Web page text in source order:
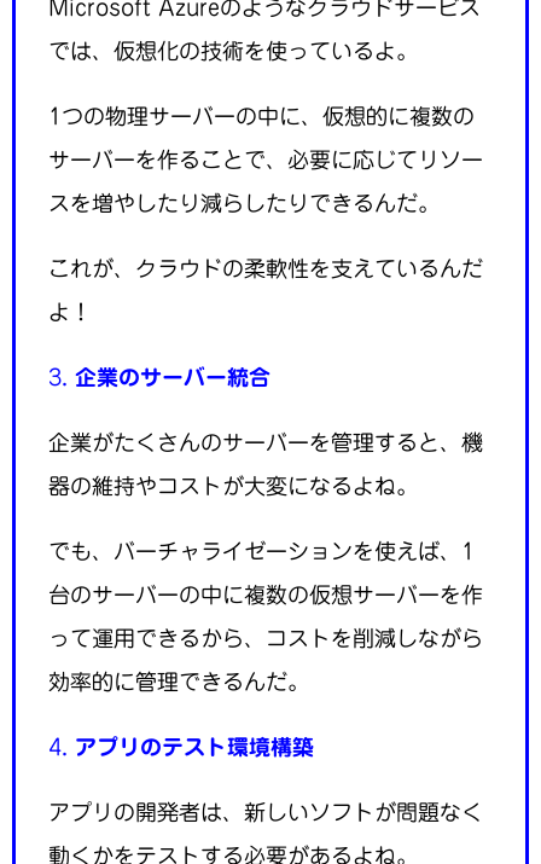
Microsoft Azureのようなクラウドサービス
では、仮想化の技術を使っているよ。
1つの物理サーバーの中に、仮想的に複数の
サーバーを作ることで、必要に応じてリソー
スを増やしたり減らしたりできるんだ。
これが、クラウドの柔軟性を支えているんだ
よ！
3. 企業のサーバー統合
企業がたくさんのサーバーを管理すると、機
器の維持やコストが大変になるよね。
でも、バーチャライゼーションを使えば、1
台のサーバーの中に複数の仮想サーバーを作
って運用できるから、コストを削減しながら
効率的に管理できるんだ。
4. アプリのテスト環境構築
アプリの開発者は、新しいソフトが問題なく
動くかをテストする必要があるよね。